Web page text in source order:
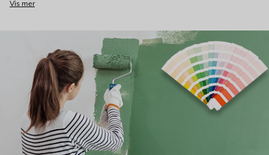
Kjøp blandbar maling hos Byggmax
Hos oss på Byggmax kan du enkelt og smidig få akkurat den fargen og
fargekombinasjonen du lenge har drømt om. Både i våre butikker og her på
nettet kan du bestille maling i tusenvis av farger - helt uten ekstra kostnad.
Vis mer